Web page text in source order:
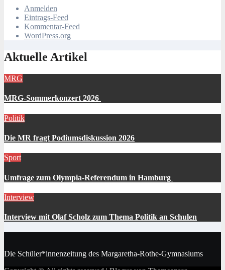
Anmelden
Eintrags-Feed
Kommentar-Feed
WordPress.org
Aktuelle Artikel
MRG
MRG-Sommerkonzert 2026
Politik
Die MR fragt Podiumsdiskussion 2026
Sport
Umfrage zum Olympia-Referendum in Hamburg
Interview
Interview mit Olaf Scholz zum Thema Politik an Schulen
Die Schüler*innenzeitung des Margaretha-Rothe-Gymnasiums